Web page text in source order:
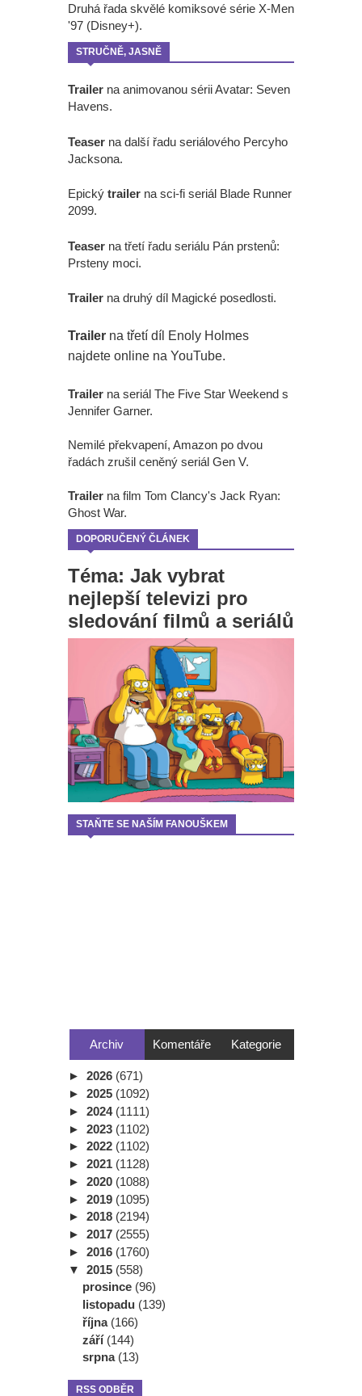
Druhá řada skvělé komiksové série X-Men
'97 (Disney+).
STRUČNĚ, JASNĚ
Trailer na animovanou sérii Avatar: Seven
Havens.
Teaser na další řadu seriálového Percyho
Jacksona.
Epický trailer na sci-fi seriál Blade Runner
2099.
Teaser na třetí řadu seriálu Pán prstenů:
Prsteny moci.
Trailer na druhý díl Magické posedlosti.
Trailer na třetí díl Enoly Holmes
najdete online na YouTube.
Trailer na seriál The Five Star Weekend s
Jennifer Garner.
Nemilé překvapení, Amazon po dvou
řadách zrušil ceněný seriál Gen V.
Trailer na film Tom Clancy's Jack Ryan:
Ghost War.
DOPORUČENÝ ČLÁNEK
Téma: Jak vybrat
nejlepší televizi pro
sledování filmů a seriálů
STAŇTE SE NAŠÍM FANOUŠKEM
Archiv Komentáře Kategorie
► 2026 (671)
► 2025 (1092)
► 2024 (1111)
► 2023 (1102)
► 2022 (1102)
► 2021 (1128)
► 2020 (1088)
► 2019 (1095)
► 2018 (2194)
► 2017 (2555)
► 2016 (1760)
▼ 2015 (558)
prosince (96)
listopadu (139)
října (166)
září (144)
srpna (13)
RSS ODBĚR